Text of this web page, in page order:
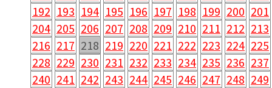
192 193 194 195 196 197 198 199 200 201
204 205 206 207 208 209 210 211 212 213
216 217 218 219 220 221 222 223 224 225
228 229 230 231 232 233 234 235 236 237
240 241 242 243 244 245 246 247 248 249